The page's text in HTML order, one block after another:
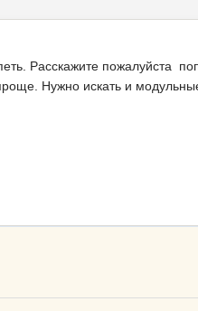
Расскажите пожалуйста
Нужно искать и